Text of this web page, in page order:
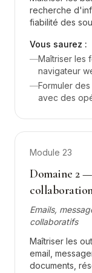
recherche
fiabilité des
Vous saurez :
—Maîtriser les
navigateur
—Formuler
avec des
Module 23
Domaine 2
Emails,
collaboratifs
Maîtriser les
email,
documents,